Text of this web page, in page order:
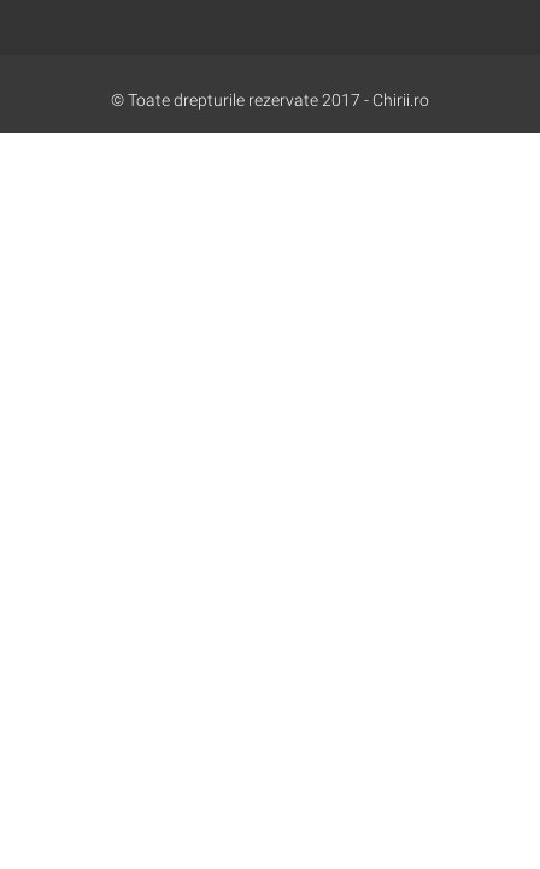
© Toate drepturile rezervate 2017 - Chirii.ro